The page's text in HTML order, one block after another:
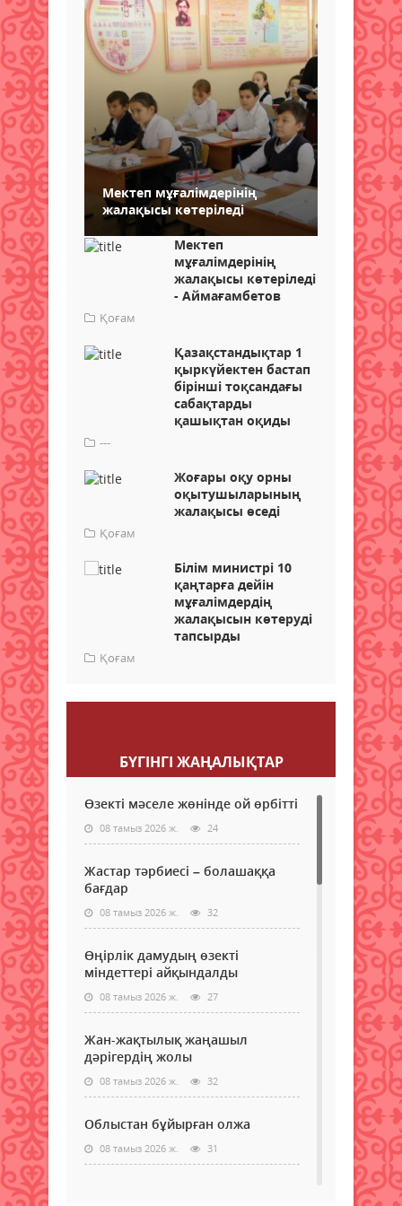
Мектеп мұғалімдерінің
жалақысы көтеріледі
Мектеп
мұғалімдерінің
жалақысы көтеріледі
- Аймағамбетов
Қоғам
Қазақстандықтар 1
қыркүйектен бастап
бірінші тоқсандағы
сабақтарды
қашықтан оқиды
---
Жоғары оқу орны
оқытушыларының
жалақысы өседі
Қоғам
Білім министрі 10
қаңтарға дейін
мұғалімдердің
жалақысын көтеруді
тапсырды
Қоғам
БҮГІНГI ЖАҢАЛЫҚТАР
Өзекті мәселе жөнінде ой өрбітті
08 тамыз 2026 ж. 24
Жастар тәрбиесі – болашаққа
бағдар
08 тамыз 2026 ж. 32
Өңірлік дамудың өзекті
міндеттері айқындалды
08 тамыз 2026 ж. 27
Жан-жақтылық жаңашыл
дәрігердің жолы
08 тамыз 2026 ж. 32
Облыстан бұйырған олжа
08 тамыз 2026 ж. 31